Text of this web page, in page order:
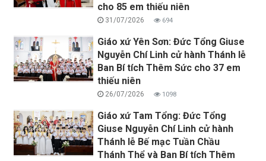
cho 85 em thiếu niên
31/07/2026 694
Giáo xứ Yên Sơn: Đức Tổng Giuse
Nguyễn Chí Linh cử hành Thánh lễ
Ban Bí tích Thêm Sức cho 37 em
thiếu niên
26/07/2026 1098
Giáo xứ Tam Tổng: Đức Tổng
Giuse Nguyễn Chí Linh cử hành
Thánh lễ Bế mạc Tuần Chầu
Thánh Thể và Ban Bí tích Thêm